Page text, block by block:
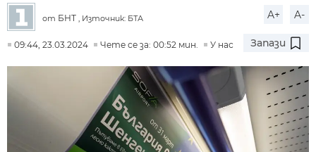
от БНТ , Източник: БТА A+ A-
09:44, 23.03.2024 Чете се за: 00:52 мин. У нас Запази